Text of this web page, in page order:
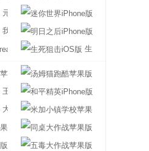
元气骑士苹果版
我的世界苹果版
PopPopping Korean苹果版生死狙击iOS版
米加小镇消防局苹果版
王者荣耀苹果版
大话西游苹果版
贪吃蛇大作战苹果版
竹鼠活下去苹果版